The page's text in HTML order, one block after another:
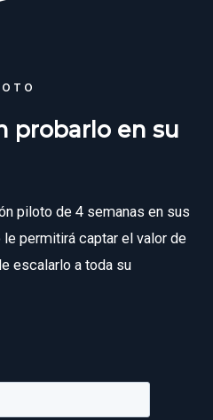
probarlo en su
piloto de 4 semanas en sus
permitirá captar el valor de
escalarlo a toda su